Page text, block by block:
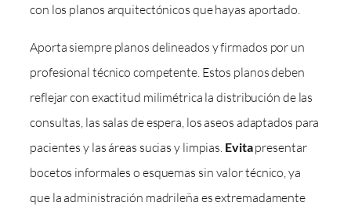
con los planos arquitectónicos que hayas aportado.
Aporta siempre planos delineados y firmados por un
profesional técnico competente. Estos planos deben
reflejar con exactitud milimétrica la distribución de las
consultas, las salas de espera, los aseos adaptados para
pacientes y las áreas sucias y limpias. Evitapresentar
bocetos informales o esquemas sin valor técnico, ya
que la administración madrileña es extremadamente